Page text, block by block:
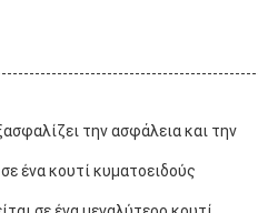
την ασφάλεια και την
ένα κουτί κυματοειδούς